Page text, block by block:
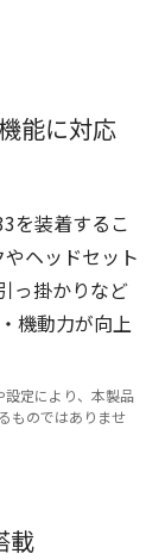
能に対応
を装着するこ
ヘッドセット
っ掛かりなど
機動力が向上
定により、本製品
ものではありませ
載